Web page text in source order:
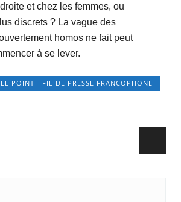
et chez les femmes, ou
discrets ? La vague des
homos ne fait peut
à se lever.
LE POINT - FIL DE PRESSE FRANCOPHONE